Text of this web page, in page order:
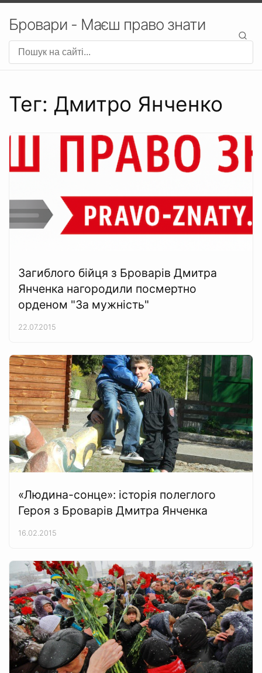
Бровари - Маєш право знати
Тег: Дмитро Янченко
Загиблого бійця з Броварів Дмитра
Янченка нагородили посмертно
орденом "За мужність"
22.07.2015
«Людина-сонце»: історія полеглого
Героя з Броварів Дмитра Янченка
16.02.2015